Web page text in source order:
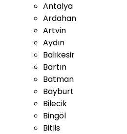
Antalya
Ardahan
Artvin
Aydın
Balıkesir
Bartın
Batman
Bayburt
Bilecik
Bingöl
Bitlis